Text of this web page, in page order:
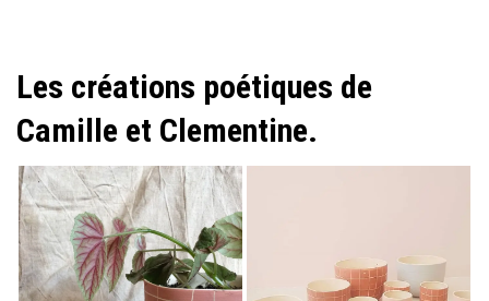
Les créations poétiques de
Camille et Clementine.